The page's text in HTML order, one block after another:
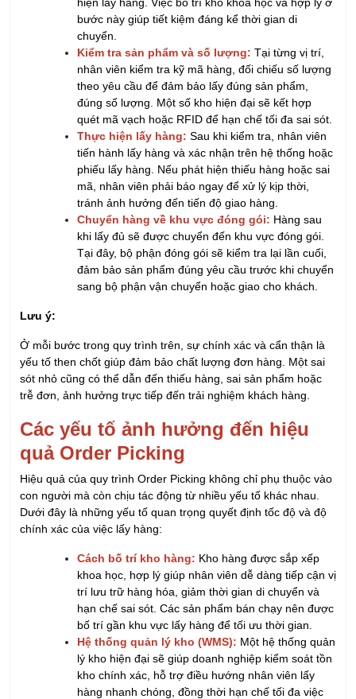
bước này giúp tiết kiệm đáng kể thời gian di
chuyển.
Kiểm tra sản phẩm và số lượng: Tại từng vị trí,
nhân viên kiểm tra kỹ mã hàng, đối chiếu số lượng
theo yêu cầu để đảm bảo lấy đúng sản phẩm,
đúng số lượng. Một số kho hiện đại sẽ kết hợp
quét mã vạch hoặc RFID để hạn chế tối đa sai sót.
Thực hiện lấy hàng: Sau khi kiểm tra, nhân viên
tiến hành lấy hàng và xác nhận trên hệ thống hoặc
phiếu lấy hàng. Nếu phát hiện thiếu hàng hoặc sai
mã, nhân viên phải báo ngay để xử lý kịp thời,
tránh ảnh hưởng đến tiến độ giao hàng.
Chuyển hàng về khu vực đóng gói: Hàng sau
khi lấy đủ sẽ được chuyển đến khu vực đóng gói.
Tại đây, bộ phận đóng gói sẽ kiểm tra lại lần cuối,
đảm bảo sản phẩm đúng yêu cầu trước khi chuyển
sang bộ phận vận chuyển hoặc giao cho khách.
Lưu ý:
Ở mỗi bước trong quy trình trên, sự chính xác và cẩn thận là
yếu tố then chốt giúp đảm bảo chất lượng đơn hàng. Một sai
sót nhỏ cũng có thể dẫn đến thiếu hàng, sai sản phẩm hoặc
trễ đơn, ảnh hưởng trực tiếp đến trải nghiệm khách hàng.
Các yếu tố ảnh hưởng đến hiệu
quả Order Picking
Hiệu quả của quy trình Order Picking không chỉ phụ thuộc vào
con người mà còn chịu tác động từ nhiều yếu tố khác nhau.
Dưới đây là những yếu tố quan trọng quyết định tốc độ và độ
chính xác của việc lấy hàng:
Cách bố trí kho hàng: Kho hàng được sắp xếp
khoa học, hợp lý giúp nhân viên dễ dàng tiếp cận vị
trí lưu trữ hàng hóa, giảm thời gian di chuyển và
hạn chế sai sót. Các sản phẩm bán chạy nên được
bố trí gần khu vực lấy hàng để tối ưu thời gian.
Hệ thống quản lý kho (WMS): Một hệ thống quản
lý kho hiện đại sẽ giúp doanh nghiệp kiểm soát tồn
kho chính xác, hỗ trợ điều hướng nhân viên lấy
hàng nhanh chóng, đồng thời hạn chế tối đa việc